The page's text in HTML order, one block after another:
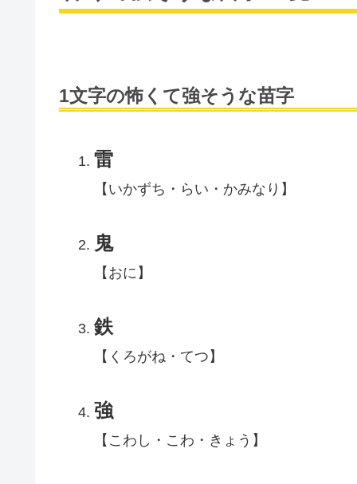
1文字の怖くて強そうな苗字
雷
【いかずち・らい・かみなり】
鬼
【おに】
鉄
【くろがね・てつ】
強
【こわし・こわ・きょう】